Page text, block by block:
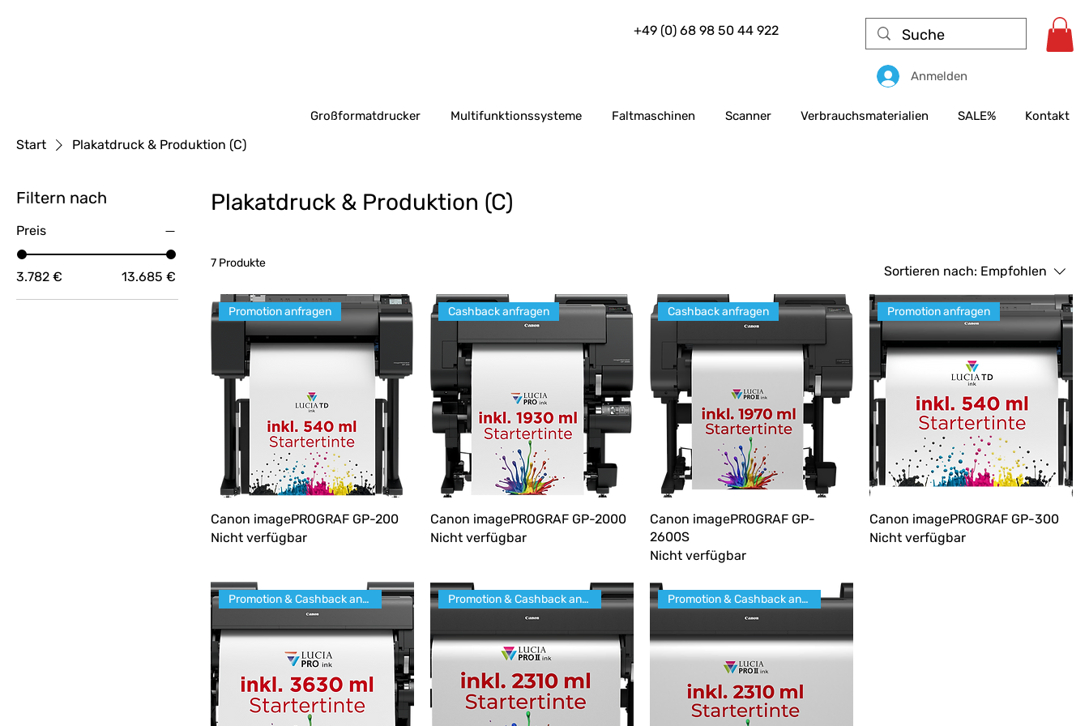
+49 (0) 68 98 50 44 922
Anmelden
Großformatdrucker Multifunktionssysteme Faltmaschinen Scanner Verbrauchsmaterialien SALE% Kontakt
Start Plakatdruck & Produktion (C)
Filtern nach
Preis
3.782 € 13.685 €
Plakatdruck & Produktion (C)
7 Produkte
Sortieren nach: Empfohlen
Promotion anfragen
Canon imagePROGRAF GP-200
Nicht verfügbar
Cashback anfragen
Canon imagePROGRAF GP-2000
Nicht verfügbar
Cashback anfragen
Canon imagePROGRAF GP-
2600S
Nicht verfügbar
Promotion anfragen
Canon imagePROGRAF GP-300
Nicht verfügbar
Promotion & Cashback anfragen Promotion & Cashback anfragen Promotion & Cashback anfragen